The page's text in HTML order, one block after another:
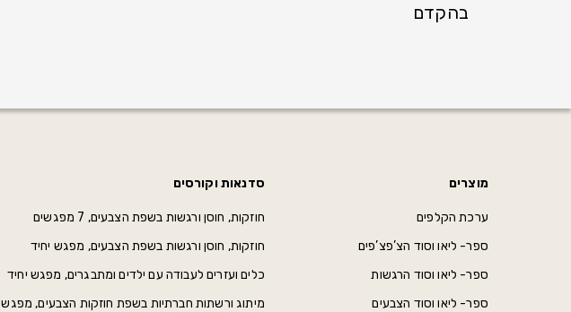
בהקדם
מוצרים
ערכת הקלפים
ספר- ליאו וסוד הצ’פצ’פים
ספר- ליאו וסוד הרגשות
ספר- ליאו וסוד הצבעים
סדנאות וקורסים
חוזקות, חוסן ורגשות בשפת הצבעים, 7 מפגשים
חוזקות, חוסן ורגשות בשפת הצבעים, מפגש יחיד
כלים ועזרים לעבודה עם ילדים ומתבגרים, מפגש יחיד
מיתוג ורשתות חברתיות בשפת חוזקות הצבעים, מפגש